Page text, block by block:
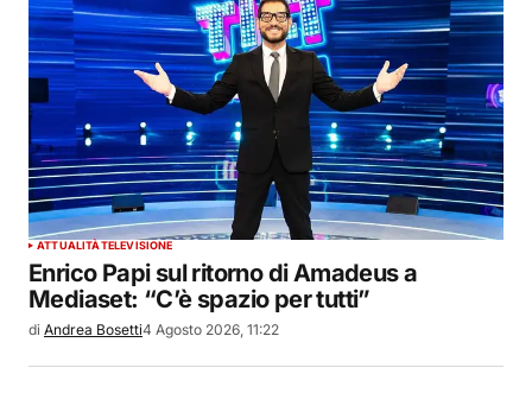
ATTUALITÀTELEVISIONE
Enrico Papi sul ritorno di Amadeus a
Mediaset: “C’è spazio per tutti”
di Andrea Bosetti4 Agosto 2026, 11:22